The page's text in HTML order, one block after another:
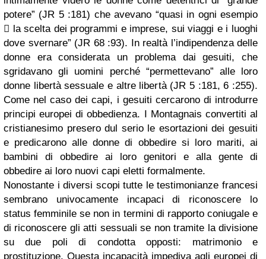
potere” (JR 5 :181) che avevano “quasi in ogni esempio
 la scelta dei programmi e imprese, sui viaggi e i luoghi
dove svernare” (JR 68 :93). In realtà l’indipendenza delle
donne era considerata un problema dai gesuiti, che
sgridavano gli uomini perché “permettevano” alle loro
donne libertà sessuale e altre libertà (JR 5 :181, 6 :255).
Come nel caso dei capi, i gesuiti cercarono di introdurre
principi europei di obbedienza. I Montagnais convertiti al
cristianesimo presero dul serio le esortazioni dei gesuiti
e predicarono alle donne di obbedire si loro mariti, ai
bambini di obbedire ai loro genitori e alla gente di
obbedire ai loro nuovi capi eletti formalmente.
Nonostante i diversi scopi tutte le testimonianze francesi
sembrano univocamente incapaci di riconoscere lo
status femminile se non in termini di rapporto coniugale e
di riconoscere gli atti sessuali se non tramite la divisione
su due poli di condotta opposti: matrimonio e
prostituzione. Questa incapacità impediva agli europei di